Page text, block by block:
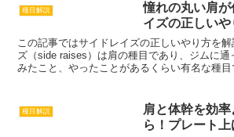
種目解説
憧れの丸い肩
イズの正しいや
この記事ではサイドレイズの正しいやり方を
ズ（side raises）は肩の種目であり、ジムに通
みたこと、やったことがあるくらい有名な種目
種目解説
肩と体幹を効
ら！プレート